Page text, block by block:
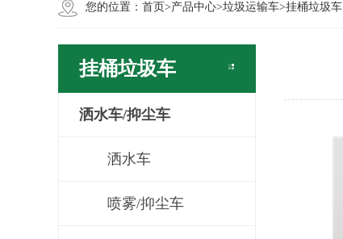
您的位置： 首页>产品中心>垃圾运输车>挂桶垃圾车
挂桶垃圾车
洒水车/抑尘车
洒水车
喷雾/抑尘车